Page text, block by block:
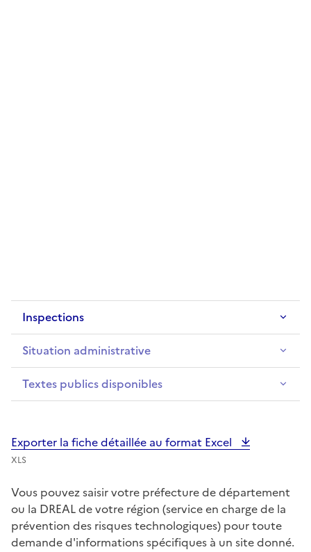
Inspections
Situation administrative
Textes publics disponibles
Exporter la fiche détaillée au format Excel
XLS
Vous pouvez saisir votre préfecture de département
ou la DREAL de votre région (service en charge de la
prévention des risques technologiques) pour toute
demande d'informations spécifiques à un site donné.